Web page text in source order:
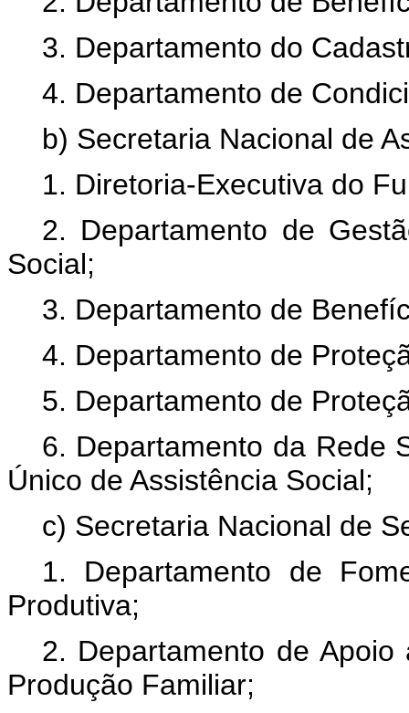
3. Departamento do
4. Departamento de
b) Secretaria Nacional de
1. Diretoria-Executiva do
2. Departamento de
Social;
3. Departamento de
4. Departamento de
5. Departamento de
6. Departamento da Rede
Único de Assistência Social;
c) Secretaria Nacional de
1. Departamento de
Produtiva;
2. Departamento de
Produção Familiar;